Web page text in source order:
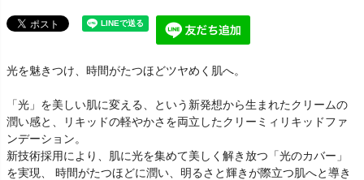
光を魅きつけ、時間がたつほどツヤめく肌へ。
「光」を美しい肌に変える、という新発想から生まれたクリームの
潤い感と、リキッドの軽やかさを両立したクリーミィリキッドファ
ンデーション。
新技術採用により、肌に光を集めて美しく解き放つ「光のカバー」
を実現、 時間がたつほどに潤い、明るさと輝きが際立つ肌へと導き